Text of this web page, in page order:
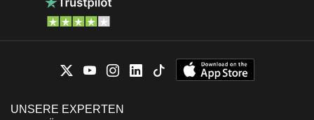
UNSERE EXPERTEN